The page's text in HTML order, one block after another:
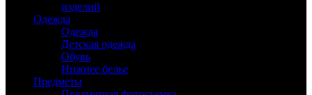
изделий
Одежда
Одежда
Детская одежда
Обувь
Нижнее белье
Предметы